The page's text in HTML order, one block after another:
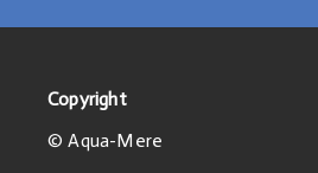
Copyright
© Aqua-Mere